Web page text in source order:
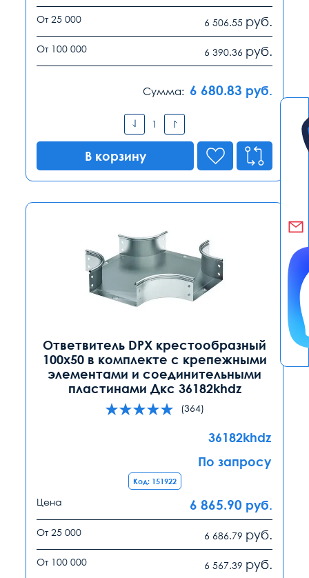
От 25 000 6 506.55 руб.
От 100 000 6 390.36 руб.
Сумма: 6 680.83 руб.
В корзину
Ответвитель DPX крестообразный
100х50 в комплекте с крепежными
элементами и соединительными
пластинами Дкс 36182khdz
(364)
36182khdz
По запросу
Код: 151922
Цена 6 865.90 руб.
От 25 000 6 686.79 руб.
От 100 000 6 567.39 руб.